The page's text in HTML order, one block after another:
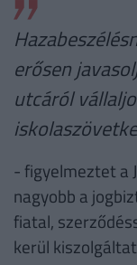
erősen
utcáról
- figyelmeztet a
nagyobb a
fiatal,
kerül